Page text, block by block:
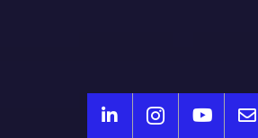
   